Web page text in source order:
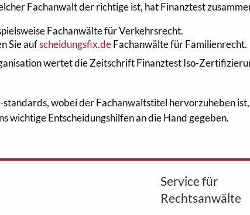
Fachanwalt der richtige ist, hat Finanztest
Fachanwälte für Verkehrsrecht.
Sie aufscheidungsfix.deFachanwälte für Familienrecht.
wertet die Zeitschrift Finanztest Iso-
wobei der Fachanwaltstitel hervorzuheben
wichtige Entscheidungshilfen an die Hand gegeben.
Service für
Rechtsanwälte